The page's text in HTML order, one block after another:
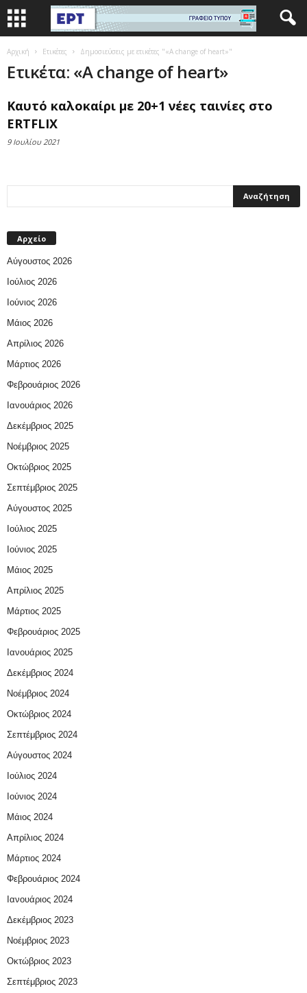
Αρχική Ετικέτες Δημοσιεύσεις με ετικέτες "«A change of heart»"
Ετικέτα: «A change of heart»
Καυτό καλοκαίρι με 20+1 νέες ταινίες στο
ERTFLIX
9 Ιουλίου 2021
Αρχείο
Αύγουστος 2026
Ιούλιος 2026
Ιούνιος 2026
Μάιος 2026
Απρίλιος 2026
Μάρτιος 2026
Φεβρουάριος 2026
Ιανουάριος 2026
Δεκέμβριος 2025
Νοέμβριος 2025
Οκτώβριος 2025
Σεπτέμβριος 2025
Αύγουστος 2025
Ιούλιος 2025
Ιούνιος 2025
Μάιος 2025
Απρίλιος 2025
Μάρτιος 2025
Φεβρουάριος 2025
Ιανουάριος 2025
Δεκέμβριος 2024
Νοέμβριος 2024
Οκτώβριος 2024
Σεπτέμβριος 2024
Αύγουστος 2024
Ιούλιος 2024
Ιούνιος 2024
Μάιος 2024
Απρίλιος 2024
Μάρτιος 2024
Φεβρουάριος 2024
Ιανουάριος 2024
Δεκέμβριος 2023
Νοέμβριος 2023
Οκτώβριος 2023
Σεπτέμβριος 2023